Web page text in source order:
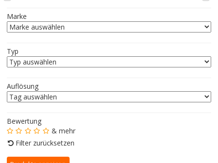
Marke
Typ
Auflösung
Bewertung
& mehr
Filter zurücksetzen